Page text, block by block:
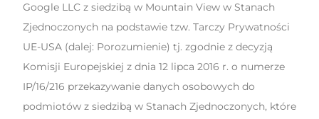
Google LLC z siedzibą w Mountain View w Stanach
Zjednoczonych na podstawie tzw. Tarczy Prywatności
UE-USA (dalej: Porozumienie) tj. zgodnie z decyzją
Komisji Europejskiej z dnia 12 lipca 2016 r. o numerze
IP/16/216 przekazywanie danych osobowych do
podmiotów z siedzibą w Stanach Zjednoczonych, które